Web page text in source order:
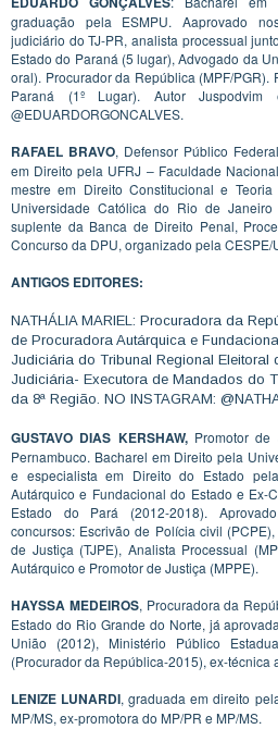
graduação pela ESMPU. Aaprovado
judiciário do TJ-PR, analista processual
Estado do Paraná (5 lugar), Advogado da
oral). Procurador da República (MPF/PGR).
Paraná (1º Lugar). Autor Juspodvim
@EDUARDORGONCALVES.
RAFAEL BRAVO, Defensor Público
em Direito pela UFRJ – Faculdade
mestre em Direito Constitucional e
Universidade Católica do Rio de
suplente da Banca de Direito Penal,
Concurso da DPU, organizado pela CESPE/
ANTIGOS EDITORES:
NATHÁLIA MARIEL: Procuradora da
de Procuradora Autárquica e
Judiciária do Tribunal Regional Eleitoral
Judiciária- Executora de Mandados do
da 8ª Região. NO INSTAGRAM:
GUSTAVO DIAS KERSHAW, Promotor
Pernambuco. Bacharel em Direito pela
e especialista em Direito do Estado
Autárquico e Fundacional do Estado e Ex-
Estado do Pará (2012-2018).
concursos: Escrivão de Polícia civil
de Justiça (TJPE), Analista Processual
Autárquico e Promotor de Justiça (MPPE).
HAYSSA MEDEIROS, Procuradora da
Estado do Rio Grande do Norte, já
União (2012), Ministério Público
(Procurador da República-2015), ex-técnica
LENIZE LUNARDI, graduada em direito
MP/MS, ex-promotora do MP/PR e MP/MS.